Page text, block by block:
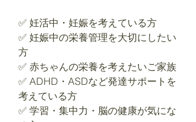
✅ 妊活中・妊娠を考えている方
✅ 妊娠中の栄養管理を大切にしたい
方
✅ 赤ちゃんの栄養を考えたいご家族
✅ ADHD・ASDなど発達サポートを
考えている方
✅ 学習・集中力・脳の健康が気にな